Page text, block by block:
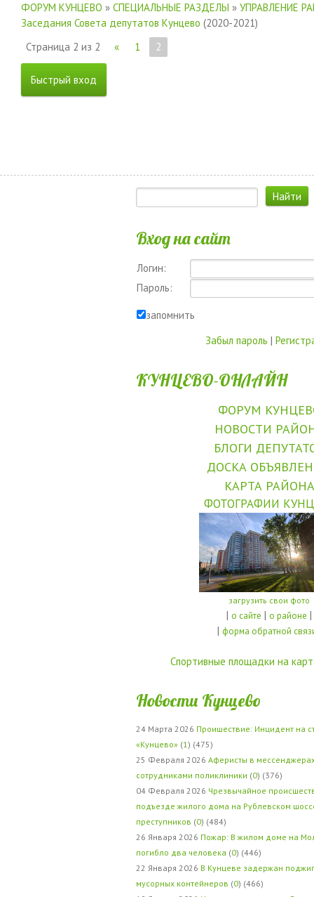
ФОРУМ КУНЦЕВО » СПЕЦИАЛЬНЫЕ РАЗДЕЛЫ » УПРАВЛЕНИЕ
Заседания Совета депутатов Кунцево (2020-2021)
Страница 2 из 2 « 1 2
Вход на сайт
Логин:
Пароль:
запомнить
Забыл пароль |
КУНЦЕВО-ОНЛАЙН
ФОРУМ
НОВОСТИ
БЛОГИ
ДОСКА
КАРТА РАЙОНА
ФОТОГРАФИИ
загрузить свои фото
| о сайте | о районе |
| форма обратной
Спортивные площадки на
Новости Кунцево
24 Марта 2026 Проишествие: Инцидент на
«Кунцево» (1 ) (475)
25 Февраля 2026 Аферисты в
сотрудниками поликлиники (0) (376)
04 Февраля 2026 Чрезвычайное
подъезде жилого дома на Рублевском
преступников (0) (484)
26 Января 2026 Пожар: В жилом доме на
погибло два человека (0) (446)
22 Января 2026 В Кунцеве задержан
мусорных контейнеров (0) (466)